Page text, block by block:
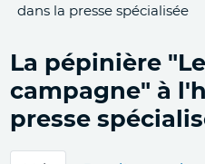
dans la presse spécialisée
La pépinière
campagne" à
presse